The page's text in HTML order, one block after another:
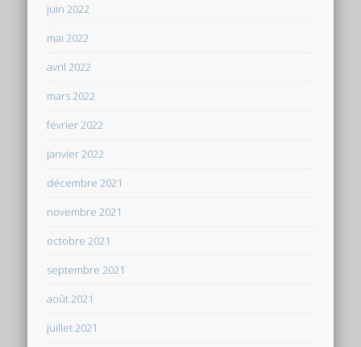
juin 2022
mai 2022
avril 2022
mars 2022
février 2022
janvier 2022
décembre 2021
novembre 2021
octobre 2021
septembre 2021
août 2021
juillet 2021